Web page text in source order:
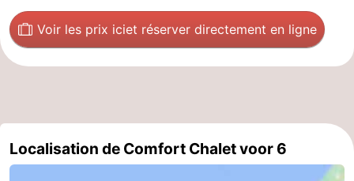
Middelburg
Zeeuws-
Vlaanderen
-
Breskens
-
Sluis
-
Voir les prix iciet réserver directement en ligne
Localisation de Comfort Chalet voor 6